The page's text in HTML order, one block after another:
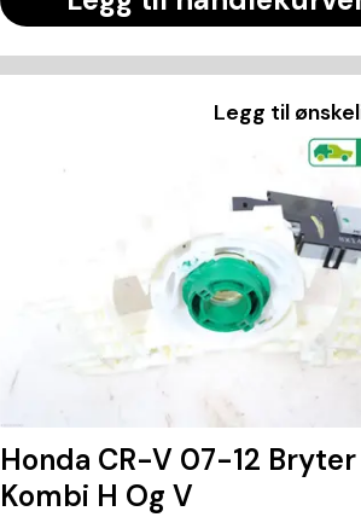
Legg til
Honda CR-V 07-12
Kombi H Og V